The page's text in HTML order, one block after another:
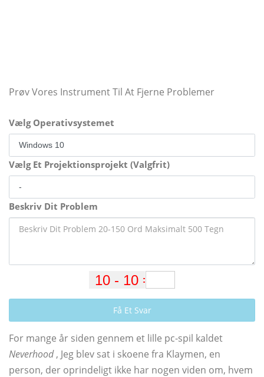
Prøv Vores Instrument Til At Fjerne Problemer
Vælg Operativsystemet
Vælg Et Projektionsprojekt (Valgfrit)
Beskriv Dit Problem
Få Et Svar
For mange år siden gennem et lille pc-spil kaldet
Neverhood, Jeg blev sat i skoene fra Klaymen, en
person, der oprindeligt ikke har nogen viden om, hvem